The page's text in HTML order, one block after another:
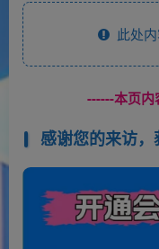
此处内
------本页
感谢您的来访，